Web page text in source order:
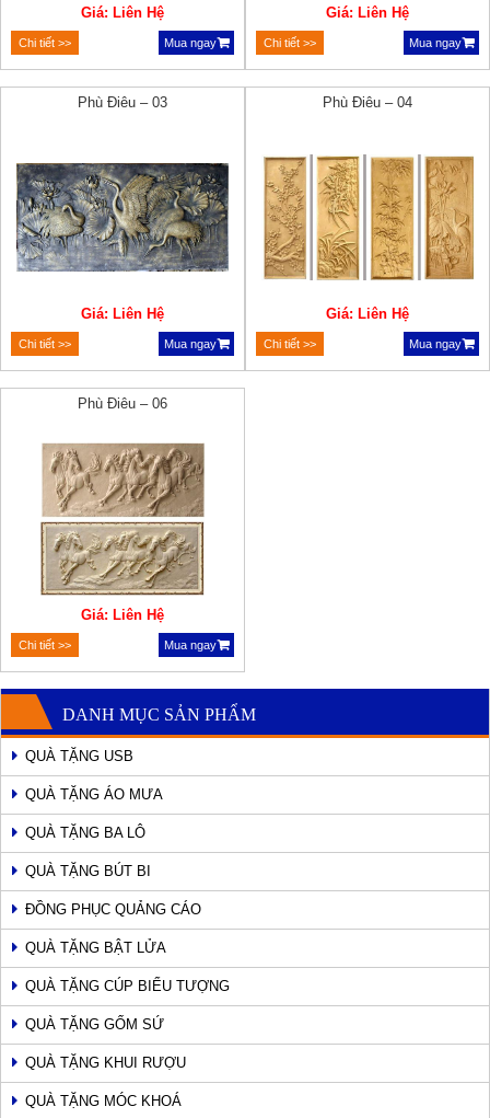
Giá: Liên Hệ
Chi tiết >> Mua ngay
Giá: Liên Hệ
Chi tiết >> Mua ngay
Phù Điêu – 03
Giá: Liên Hệ
Chi tiết >> Mua ngay
Phù Điêu – 04
Giá: Liên Hệ
Chi tiết >> Mua ngay
Phù Điêu – 06
Giá: Liên Hệ
Chi tiết >> Mua ngay
DANH MỤC SẢN PHẨM
QUÀ TẶNG USB
QUÀ TẶNG ÁO MƯA
QUÀ TẶNG BA LÔ
QUÀ TẶNG BÚT BI
ĐỒNG PHỤC QUẢNG CÁO
QUÀ TẶNG BẬT LỬA
QUÀ TẶNG CÚP BIỂU TƯỢNG
QUÀ TẶNG GỐM SỨ
QUÀ TẶNG KHUI RƯỢU
QUÀ TẶNG MÓC KHOÁ